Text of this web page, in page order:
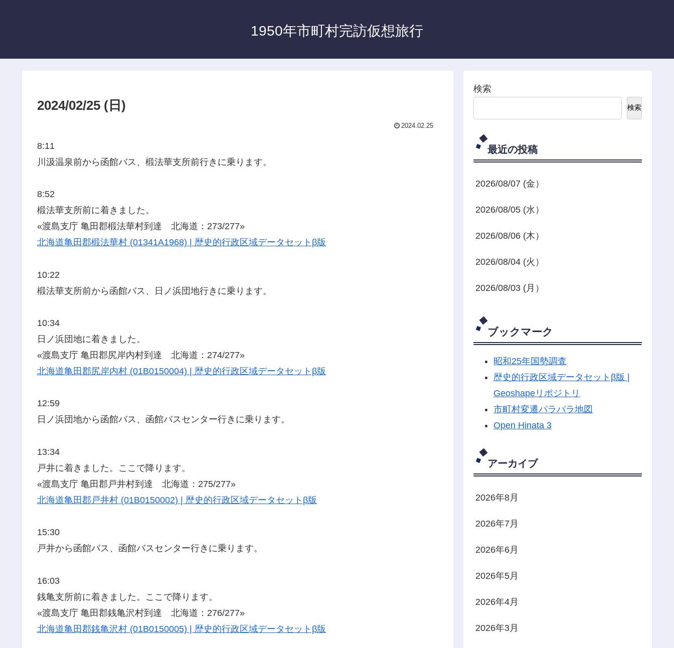
1950年市町村完訪仮想旅行
2024/02/25 (日)
2024.02.25
8:11
川汲温泉前から函館バス、椴法華支所前行きに乗ります。
8:52
椴法華支所前に着きました。
«渡島支庁 亀田郡椴法華村到達 北海道：273/277»
北海道亀田郡椴法華村 (01341A1968) | 歴史的行政区域データセットβ版
10:22
椴法華支所前から函館バス、日ノ浜団地行きに乗ります。
10:34
日ノ浜団地に着きました。
«渡島支庁 亀田郡尻岸内村到達 北海道：274/277»
北海道亀田郡尻岸内村 (01B0150004) | 歴史的行政区域データセットβ版
12:59
日ノ浜団地から函館バス、函館バスセンター行きに乗ります。
13:34
戸井に着きました。ここで降ります。
«渡島支庁 亀田郡戸井村到達 北海道：275/277»
北海道亀田郡戸井村 (01B0150002) | 歴史的行政区域データセットβ版
15:30
戸井から函館バス、函館バスセンター行きに乗ります。
16:03
銭亀支所前に着きました。ここで降ります。
«渡島支庁 亀田郡銭亀沢村到達 北海道：276/277»
北海道亀田郡銭亀沢村 (01B0150005) | 歴史的行政区域データセットβ版
検索
検索
最近の投稿
2026/08/07 (金）
2026/08/05 (水）
2026/08/06 (木）
2026/08/04 (火）
2026/08/03 (月）
ブックマーク
昭和25年国勢調査
歴史的行政区域データセットβ版 |
Geoshapeリポジトリ
市町村変遷パラパラ地図
Open Hinata 3
アーカイブ
2026年8月
2026年7月
2026年6月
2026年5月
2026年4月
2026年3月